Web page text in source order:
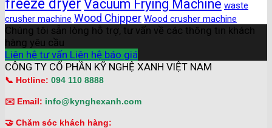
freeze dryer Vacuum Frying Machine waste
crusher machine Wood Chipper Wood crusher machine
Chúng tôi sẵn lòng hỗ trợ, tư vấn về các thông tin khách
hàng yêu cầu
Liên hệ tư vấn Liên hệ báo giá
CÔNG TY CỔ PHẦN KỸ NGHỆ XANH VIỆT NAM
📞 Hotline: 094 110 8888
✉️ Email: info@kynghexanh.com
🤝 Chăm sóc khách hàng: